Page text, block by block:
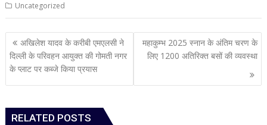
Uncategorized
Post
navigation
अखिलेश यादव के करीबी एमएलसी ने
दिल्ली के परिवहन आयुक्त की गोमती नगर
के प्लाट पर कब्जे किया प्रयास
महाकुम्भ 2025 स्नान के अंतिम चरण के
लिए 1200 अतिरिक्त बसों की व्यवस्था
RELATED POSTS